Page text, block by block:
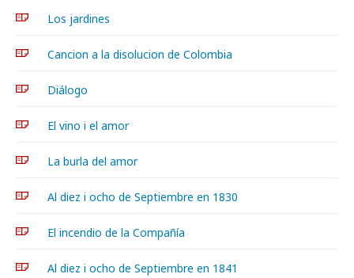
Los jardines
Cancion a la disolucion de Colombia
Diálogo
El vino i el amor
La burla del amor
Al diez i ocho de Septiembre en 1830
El incendio de la Compañía
Al diez i ocho de Septiembre en 1841